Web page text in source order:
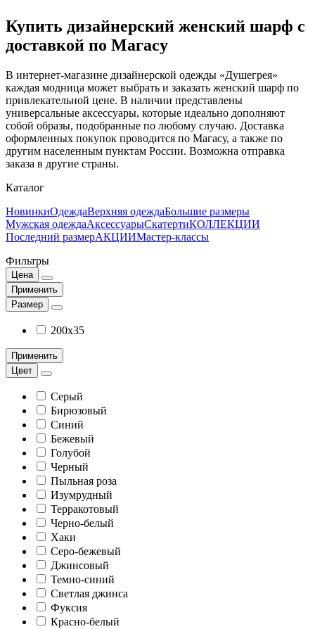
Купить дизайнерский женский шарф с
доставкой по Магасу
В интернет-магазине дизайнерской одежды «Душегрея»
каждая модница может выбрать и заказать женский шарф по
привлекательной цене. В наличии представлены
универсальные аксессуары, которые идеально дополняют
собой образы, подобранные по любому случаю. Доставка
оформленных покупок проводится по Магасу, а также по
другим населенным пунктам России. Возможна отправка
заказа в другие страны.
Каталог
НовинкиОдеждаВерхняя одеждаБольшие размеры
Мужская одеждаАксессуарыСкатертиКОЛЛЕКЦИИ
Последний размерАКЦИИМастер-классы
Фильтры
Цена
Применить
Размер
200x35
Применить
Цвет
Серый
Бирюзовый
Синий
Бежевый
Голубой
Черный
Пыльная роза
Изумрудный
Терракотовый
Черно-белый
Хаки
Серо-бежевый
Джинсовый
Темно-синий
Светлая джинса
Фуксия
Красно-белый